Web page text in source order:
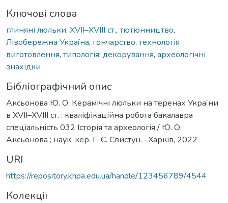
Ключові слова
глиняні люльки, XVII–XVIII ст., тютюнництво,
Лівобережна Україна, гончарство, технологія
виготовлення, типологія, декорування, археологічні
знахідки
Бібліографічний опис
Аксьонова Ю. О. Керамічні люльки на теренах України
в XVII–XVIII ст. : кваліфікаційна робота бакалавра
спеціальність 032 Історія та археологія / Ю. О.
Аксьонова ; наук. кер. Г. Є. Свистун. –Харків, 2022
URI
https://repository.khpa.edu.ua/handle/123456789/4544
Колекції